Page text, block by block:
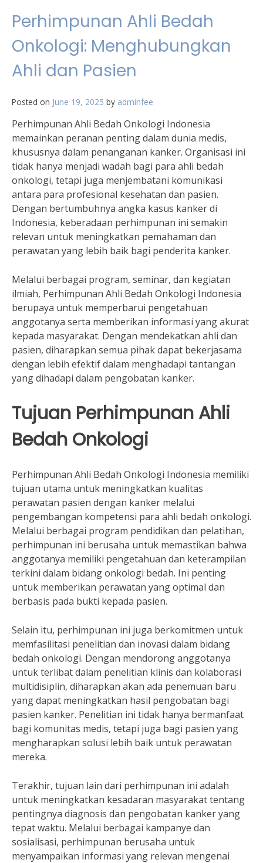
Perhimpunan Ahli Bedah
Onkologi: Menghubungkan
Ahli dan Pasien
Posted on June 19, 2025 by adminfee
Perhimpunan Ahli Bedah Onkologi Indonesia
memainkan peranan penting dalam dunia medis,
khususnya dalam penanganan kanker. Organisasi ini
tidak hanya menjadi wadah bagi para ahli bedah
onkologi, tetapi juga menjembatani komunikasi
antara para profesional kesehatan dan pasien.
Dengan bertumbuhnya angka kasus kanker di
Indonesia, keberadaan perhimpunan ini semakin
relevan untuk meningkatkan pemahaman dan
perawatan yang lebih baik bagi penderita kanker.
Melalui berbagai program, seminar, dan kegiatan
ilmiah, Perhimpunan Ahli Bedah Onkologi Indonesia
berupaya untuk memperbarui pengetahuan
anggotanya serta memberikan informasi yang akurat
kepada masyarakat. Dengan mendekatkan ahli dan
pasien, diharapkan semua pihak dapat bekerjasama
dengan lebih efektif dalam menghadapi tantangan
yang dihadapi dalam pengobatan kanker.
Tujuan Perhimpunan Ahli
Bedah Onkologi
Perhimpunan Ahli Bedah Onkologi Indonesia memiliki
tujuan utama untuk meningkatkan kualitas
perawatan pasien dengan kanker melalui
pengembangan kompetensi para ahli bedah onkologi.
Melalui berbagai program pendidikan dan pelatihan,
perhimpunan ini berusaha untuk memastikan bahwa
anggotanya memiliki pengetahuan dan keterampilan
terkini dalam bidang onkologi bedah. Ini penting
untuk memberikan perawatan yang optimal dan
berbasis pada bukti kepada pasien.
Selain itu, perhimpunan ini juga berkomitmen untuk
memfasilitasi penelitian dan inovasi dalam bidang
bedah onkologi. Dengan mendorong anggotanya
untuk terlibat dalam penelitian klinis dan kolaborasi
multidisiplin, diharapkan akan ada penemuan baru
yang dapat meningkatkan hasil pengobatan bagi
pasien kanker. Penelitian ini tidak hanya bermanfaat
bagi komunitas medis, tetapi juga bagi pasien yang
mengharapkan solusi lebih baik untuk perawatan
mereka.
Terakhir, tujuan lain dari perhimpunan ini adalah
untuk meningkatkan kesadaran masyarakat tentang
pentingnya diagnosis dan pengobatan kanker yang
tepat waktu. Melalui berbagai kampanye dan
sosialisasi, perhimpunan berusaha untuk
menyampaikan informasi yang relevan mengenai